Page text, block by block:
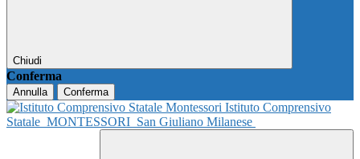
Chiudi
Conferma
Annulla Conferma
Istituto Comprensivo
Statale MONTESSORI San Giuliano Milanese